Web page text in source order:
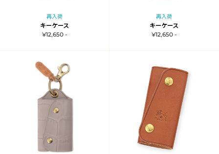
再入荷
キーケース
¥12,650 -
再入荷
キーケース
¥12,650 -